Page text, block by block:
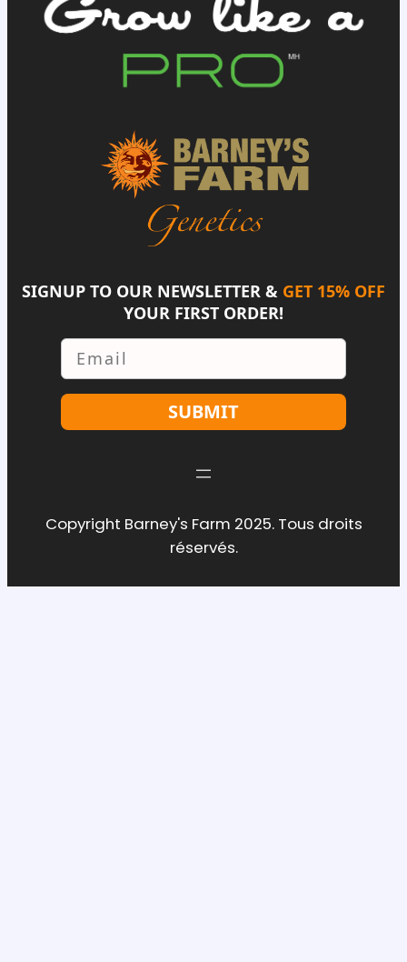
SIGNUP TO OUR NEWSLETTER & GET 15% OFF
YOUR FIRST ORDER!
Email
SUBMIT
Copyright Barney's Farm 2025. Tous droits
réservés.